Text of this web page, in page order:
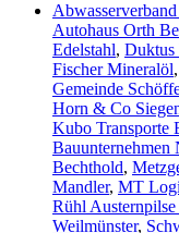
Autohaus Orth
Edelstahl, Duktus
Fischer Mineralöl,
Gemeinde
Horn & Co
Kubo Transporte
Bauunternehmen
Bechthold,
Mandler, MT
Rühl
Weilmünster,